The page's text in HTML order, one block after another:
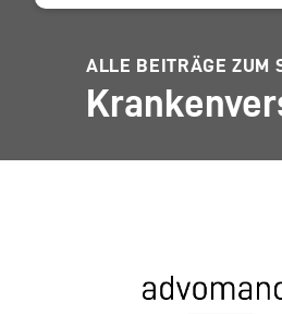
ALLE BEITRÄGE ZUM